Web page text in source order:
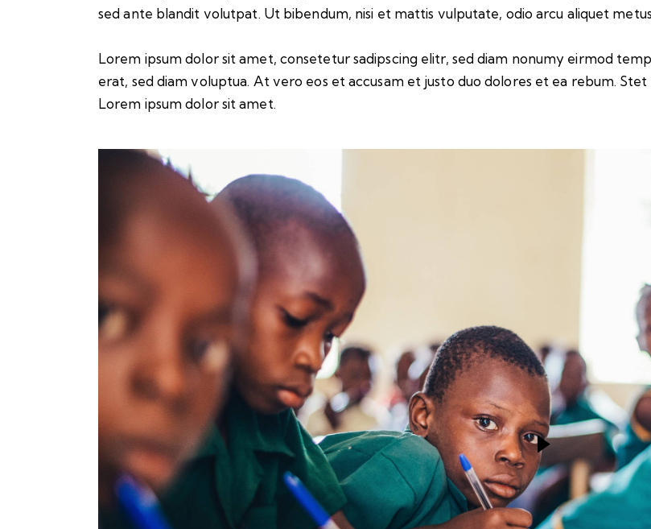
sed ante blandit volutpat. Ut bibendum, nisi et mattis vulputate, odio arcu aliquet
Lorem ipsum dolor sit amet, consetetur sadipscing elitr, sed diam nonumy eirmod
erat, sed diam voluptua. At vero eos et accusam et justo duo dolores et ea rebum.
Lorem ipsum dolor sit amet.